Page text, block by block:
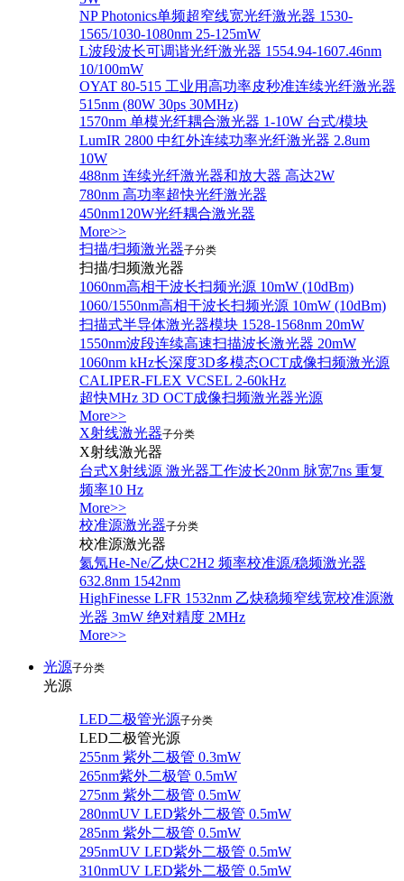
NP Photonics单频超窄线宽光纤激光器 1530-
1565/1030-1080nm 25-125mW
L波段波长可调谐光纤激光器 1554.94-1607.46nm
10/100mW
OYAT 80-515 工业用高功率皮秒准连续光纤激光器
515nm (80W 30ps 30MHz)
1570nm 单模光纤耦合激光器 1-10W 台式/模块
LumIR 2800 中红外连续功率光纤激光器 2.8um
10W
488nm 连续光纤激光器和放大器 高达2W
780nm 高功率超快光纤激光器
450nm120W光纤耦合激光器
More>>
扫描/扫频激光器子分类
扫描/扫频激光器
1060nm高相干波长扫频光源 10mW (10dBm)
1060/1550nm高相干波长扫频光源 10mW (10dBm)
扫描式半导体激光器模块 1528-1568nm 20mW
1550nm波段连续高速扫描波长激光器 20mW
1060nm kHz长深度3D多模态OCT成像扫频激光源
CALIPER-FLEX VCSEL 2-60kHz
超快MHz 3D OCT成像扫频激光器光源
More>>
X射线激光器子分类
X射线激光器
台式X射线源 激光器工作波长20nm 脉宽7ns 重复
频率10 Hz
More>>
校准源激光器子分类
校准源激光器
氦氖He-Ne/乙炔C2H2 频率校准源/稳频激光器
632.8nm 1542nm
HighFinesse LFR 1532nm 乙炔稳频窄线宽校准源激
光器 3mW 绝对精度 2MHz
More>>
光源子分类
光源
LED二极管光源子分类
LED二极管光源
255nm 紫外二极管 0.3mW
265nm紫外二极管 0.5mW
275nm 紫外二极管 0.5mW
280nmUV LED紫外二极管 0.5mW
285nm 紫外二极管 0.5mW
295nmUV LED紫外二极管 0.5mW
310nmUV LED紫外二极管 0.5mW